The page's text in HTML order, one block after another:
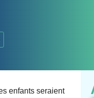
enfants seraient